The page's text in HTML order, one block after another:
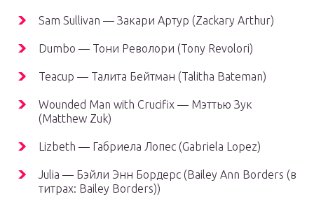
Sam Sullivan — Закари Артур (Zackary Arthur)
Dumbo — Тони Револори (Tony Revolori)
Teacup — Талита Бейтман (Talitha Bateman)
Wounded Man with Crucifix — Мэттью Зук
(Matthew Zuk)
Lizbeth — Габриела Лопес (Gabriela Lopez)
Julia — Бэйли Энн Бордерс (Bailey Ann Borders (в
титрах: Bailey Borders))